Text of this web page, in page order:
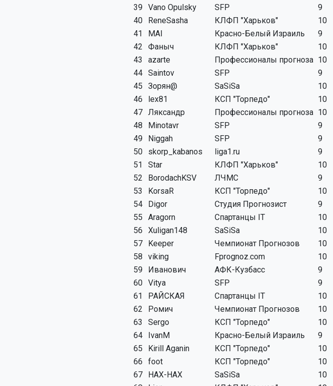
39 Vano Opulsky SFP 9
40
ReneSasha КЛФП "Харьков" 10
41
MAI Красно-Белый Израиль 9
42
Фаныч КЛФП "Харьков" 10
43
azarte Профессионалы прогноза 10
44 Saintov SFP 9
45
Зорян@ SaSiSa 10
46
lex81 КСП "Торпедо" 10
47 Ляксандр Профессионалы прогноза 10
48
Minotavr SFP 9
49
Niggah SFP 9
50
skorp_kabanos liga1.ru 9
51
Star КЛФП "Харьков" 10
52
BorodachKSV ЛЧМС 9
53
KorsaR КСП "Торпедо" 10
54
Digor Студия Прогнозист 9
55
Aragorn Спартанцы IT 10
56
Xuligan148 SaSiSa 10
57
Keeper Чемпионат Прогнозов 10
58
viking Fprognoz.com 10
59
Иванович АФК-Кузбасс 9
60 Vitya SFP 9
61
РАЙСКАЯ Спартанцы IT 10
62
Ромич Чемпионат Прогнозов 10
63
Sergo КСП "Торпедо" 10
64
IvanM Красно-Белый Израиль 9
65
Kirill Aganin КСП "Торпедо" 10
66
foot КСП "Торпедо" 10
67
HAX-HAX SaSiSa 10